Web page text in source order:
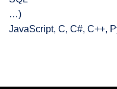
JavaScript, C, C#, C++,